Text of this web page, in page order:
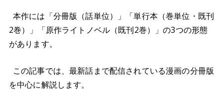
本作には「分冊版（話単位）」「単行本（巻単位・既刊
2巻）」「原作ライトノベル（既刊2巻）」の3つの形態
があります。
この記事では、最新話まで配信されている漫画の分冊版
を中心に解説します。